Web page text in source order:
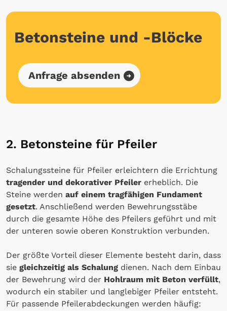
Betonsteine und -Blöcke
Anfrage absenden
2. Betonsteine für Pfeiler
Schalungssteine für Pfeiler erleichtern die Errichtung
tragender und dekorativer Pfeiler erheblich. Die
Steine werden auf einem tragfähigen Fundament
gesetzt. Anschließend werden Bewehrungsstäbe
durch die gesamte Höhe des Pfeilers geführt und mit
der unteren sowie oberen Konstruktion verbunden.
Der größte Vorteil dieser Elemente besteht darin, dass
sie gleichzeitig als Schalung dienen. Nach dem Einbau
der Bewehrung wird der Hohlraum mit Beton verfüllt,
wodurch ein stabiler und langlebiger Pfeiler entsteht.
Für passende Pfeilerabdeckungen werden häufig: